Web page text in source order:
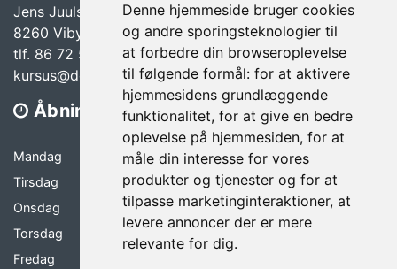
Denne hjemmeside bruger cookies
og andre sporingsteknologier til
at forbedre din browseroplevelse
til følgende formål: for at aktivere
hjemmesidens grundlæggende
funktionalitet, for at give en bedre
oplevelse på hjemmesiden, for at
måle din interesse for vores
produkter og tjenester og for at
tilpasse marketinginteraktioner, at
levere annoncer der er mere
relevante for dig.
Jens Juuls Vej 22
8260 Viby J
tlf. 86 72 58 00
kursus@dermalogica.dk
Åbningstider
Mandag
08.30 - 16.00
Tirsdag
08.30 - 16.00
Onsdag
08.30 - 16.00
Torsdag
08.30 - 16.00
Fredag